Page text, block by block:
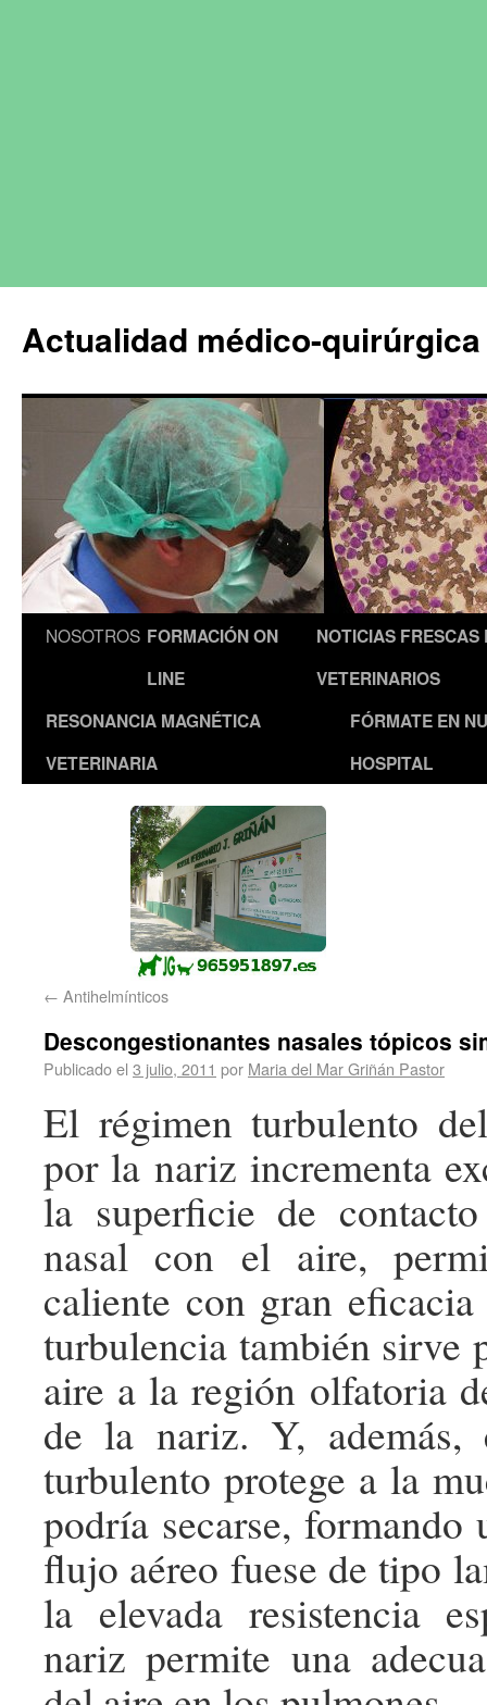
Actualidad médico-
NOSOTROS FORMACIÓN ON
LINE
NOTICIAS FRESCAS
VETERINARIOS
RESONANCIA MAGNÉTICA
VETERINARIA
FÓRMATE EN
HOSPITAL
← Antihelmínticos
Descongestionantes nasales tópicos
Publicado el 3 julio, 2011 por Maria del Mar Griñán Pastor
El régimen turbulento
por la nariz incrementa
la superficie de
nasal con el aire,
caliente con gran
turbulencia también sirve
aire a la región olfatoria
de la nariz. Y,
turbulento protege a la
podría secarse, formando
flujo aéreo fuese de tipo
la elevada resistencia
nariz permite una